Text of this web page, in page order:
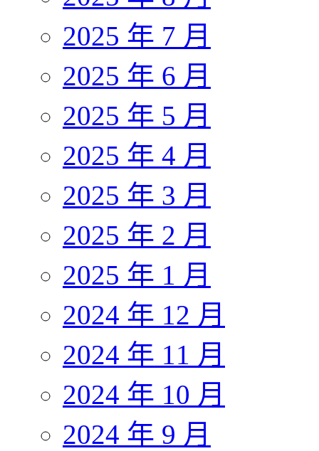
2025 年 7 月
2025 年 6 月
2025 年 5 月
2025 年 4 月
2025 年 3 月
2025 年 2 月
2025 年 1 月
2024 年 12 月
2024 年 11 月
2024 年 10 月
2024 年 9 月